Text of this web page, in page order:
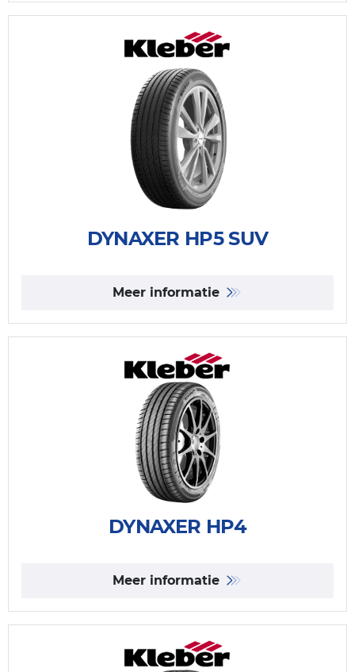
DYNAXER HP5 SUV
Meer informatie
DYNAXER HP4
Meer informatie